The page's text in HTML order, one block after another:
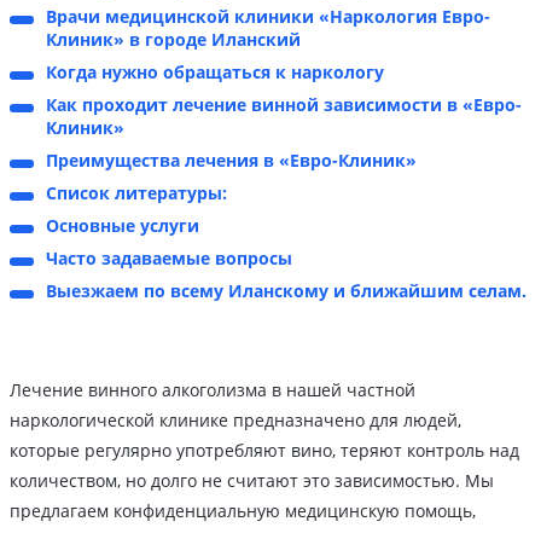
Врачи медицинской клиники «Наркология Евро-
Клиник» в городе Иланский
Когда нужно обращаться к наркологу
Как проходит лечение винной зависимости в «Евро-
Клиник»
Преимущества лечения в «Евро-Клиник»
Список литературы:
Основные услуги
Часто задаваемые вопросы
Выезжаем по всему Иланскому и ближайшим селам.
Лечение винного алкоголизма в нашей частной
наркологической клинике предназначено для людей,
которые регулярно употребляют вино, теряют контроль над
количеством, но долго не считают это зависимостью. Мы
предлагаем конфиденциальную медицинскую помощь,